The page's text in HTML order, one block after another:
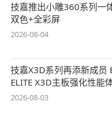
技嘉推出小雕360系列一
双色+全彩屏
2026-08-04
技嘉X3D系列再添新成员
ELITE X3D主板强化性能
2026-08-03